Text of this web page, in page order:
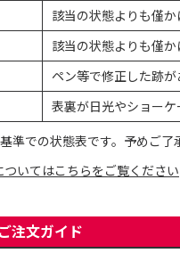
該当の状態よりも僅
該当の状態よりも僅
ペン等で修正した跡が
表裏が日光やショーケ
準での状態表です。予めご了
いてはこちらをご覧ください
注文ガイド